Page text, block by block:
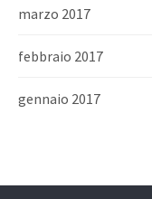
marzo 2017
febbraio 2017
gennaio 2017